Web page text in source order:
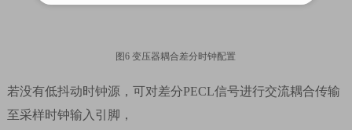
图6 变压器耦合差分时钟配置
若没有低抖动时钟源，可对差分PECL信号进行交流耦合传输
至采样时钟输入引脚，